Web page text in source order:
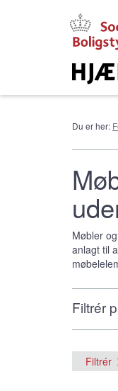
Du er her:
Møbler
anlagt til
Filtrér
Filtrér